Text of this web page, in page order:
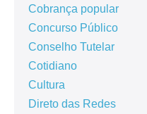
Cobrança popular
Concurso Público
Conselho Tutelar
Cotidiano
Cultura
Direto das Redes